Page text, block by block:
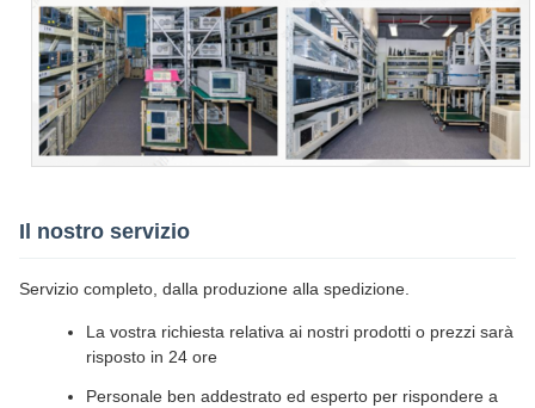
Il nostro servizio
Servizio completo, dalla produzione alla spedizione.
La vostra richiesta relativa ai nostri prodotti o prezzi sarà
risposto in 24 ore
Personale ben addestrato ed esperto per rispondere a